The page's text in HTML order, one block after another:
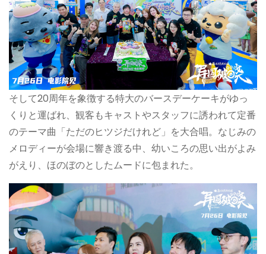
そして20周年を象徴する特大のバースデーケーキがゆっ
くりと運ばれ、観客もキャストやスタッフに誘われて定番
のテーマ曲「ただのヒツジだけれど」を大合唱。なじみの
メロディーが会場に響き渡る中、幼いころの思い出がよみ
がえり、ほのぼのとしたムードに包まれた。